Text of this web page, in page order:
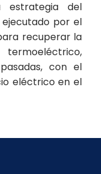
del
ejecutado por el
recuperar la
con el
eléctrico en el